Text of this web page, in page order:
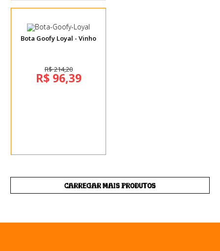
Bota Goofy Loyal - Vinho
R$ 214,20
R$ 96,39
CARREGAR MAIS PRODUTOS